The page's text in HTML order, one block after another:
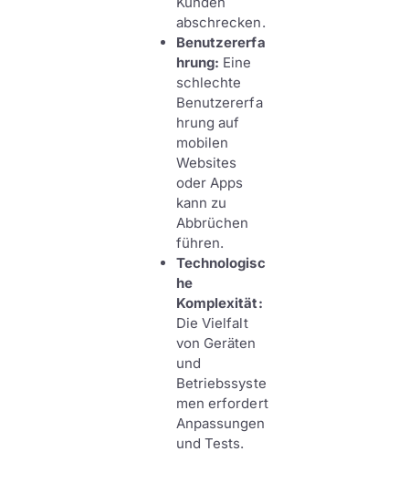
abschrecken.
Benutzererfa
hrung: Eine
schlechte
Benutzererfa
hrung auf
mobilen
Websites
oder Apps
kann zu
Abbrüchen
führen.
Technologisc
he
Komplexität:
Die Vielfalt
von Geräten
und
Betriebssyste
men erfordert
Anpassungen
und Tests.